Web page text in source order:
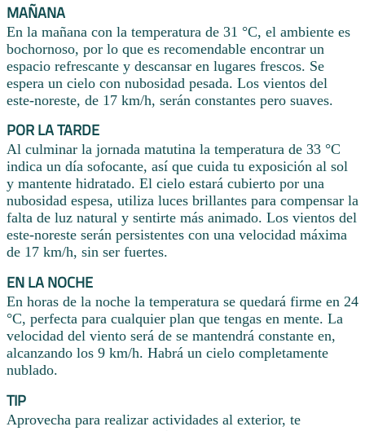
MAÑANA
En la mañana con la temperatura de 31 °C, el ambiente es
bochornoso, por lo que es recomendable encontrar un
espacio refrescante y descansar en lugares frescos. Se
espera un cielo con nubosidad pesada. Los vientos del
este-noreste, de 17 km/h, serán constantes pero suaves.
POR LA TARDE
Al culminar la jornada matutina la temperatura de 33 °C
indica un día sofocante, así que cuida tu exposición al sol
y mantente hidratado. El cielo estará cubierto por una
nubosidad espesa, utiliza luces brillantes para compensar la
falta de luz natural y sentirte más animado. Los vientos del
este-noreste serán persistentes con una velocidad máxima
de 17 km/h, sin ser fuertes.
EN LA NOCHE
En horas de la noche la temperatura se quedará firme en 24
°C, perfecta para cualquier plan que tengas en mente. La
velocidad del viento será de se mantendrá constante en,
alcanzando los 9 km/h. Habrá un cielo completamente
nublado.
TIP
Aprovecha para realizar actividades al exterior, te